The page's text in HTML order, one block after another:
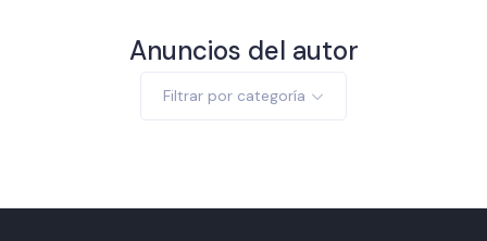
Anuncios del autor
Filtrar por categoría